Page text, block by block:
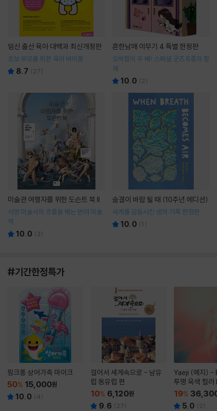
임신 출산 육아 대백과 최신개정판
초보 부모를 위한 육아 바이블
8.7 ( 27)
흔한남매 이무기 4 특별 한정판
오싹함이 두 배! 스페셜 굿즈 6종과 함
께
10.0 ( 2)
미술관 여행자를 위한 도슨트 북 II
서양 미술사의 흐름을 꿰는 반려 미술
책
10.0 ( 3)
숨결이 바람 될 때 (10주년 에디션)
세계를 감동시킨 생의 기록 한정판
10.0 (1 )
#기간한정특가
핑크퐁 상어가족 마이크
50% 15,000원
10.0 (4)
걸어서 세계속으로 - 남유
럽 동유럽 편
10% 6,120원
9.6 ( 27)
Yaeji (예지) -
투명 옥색 컬
19%
5.0 ( 2)